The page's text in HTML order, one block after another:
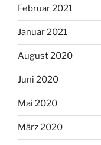
Februar 2021
Januar 2021
August 2020
Juni 2020
Mai 2020
März 2020